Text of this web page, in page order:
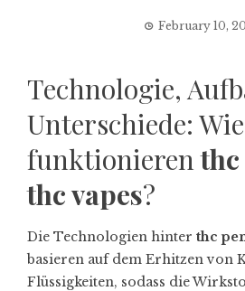
February 10,
Technologie,
Unterschiede: Wie
funktionieren
thc vapes?
Die Technologien hinter thc
basieren auf dem Erhitzen von
Flüssigkeiten, sodass die